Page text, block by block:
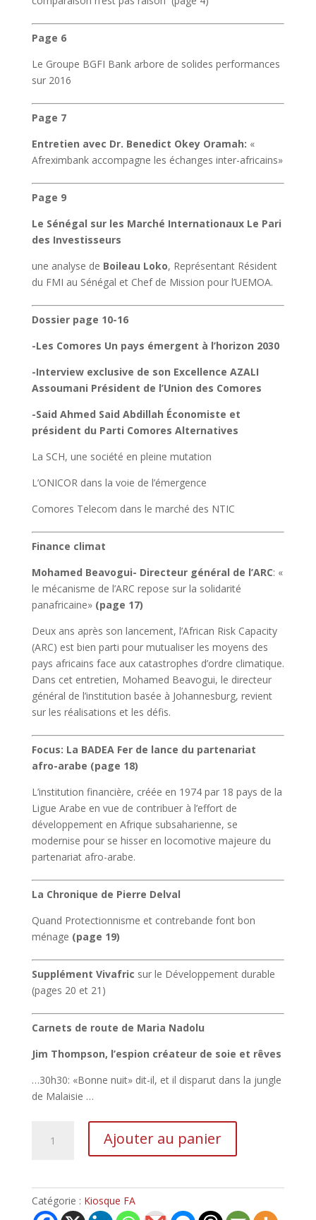
Page 6
Le Groupe BGFI Bank arbore de solides performances
sur 2016
Page 7
Entretien avec Dr. Benedict Okey Oramah: «
Afreximbank accompagne les échanges inter-africains»
Page 9
Le Sénégal sur les Marché Internationaux Le Pari
des Investisseurs
une analyse de Boileau Loko, Représentant Résident
du FMI au Sénégal et Chef de Mission pour l’UEMOA.
Dossier page 10-16
-Les Comores Un pays émergent à l’horizon 2030
-Interview exclusive de son Excellence AZALI
Assoumani Président de l’Union des Comores
-Said Ahmed Said Abdillah Économiste et
président du Parti Comores Alternatives
La SCH, une société en pleine mutation
L’ONICOR dans la voie de l’émergence
Comores Telecom dans le marché des NTIC
Finance climat
Mohamed Beavogui- Directeur général de l’ARC: «
le mécanisme de l’ARC repose sur la solidarité
panafricaine» (page 17)
Deux ans après son lancement, l’African Risk Capacity
(ARC) est bien parti pour mutualiser les moyens des
pays africains face aux catastrophes d’ordre climatique.
Dans cet entretien, Mohamed Beavogui, le directeur
général de l’institution basée à Johannesburg, revient
sur les réalisations et les défis.
Focus: La BADEA Fer de lance du partenariat
afro-arabe (page 18)
L’institution financière, créée en 1974 par 18 pays de la
Ligue Arabe en vue de contribuer à l’effort de
développement en Afrique subsaharienne, se
modernise pour se hisser en locomotive majeure du
partenariat afro-arabe.
La Chronique de Pierre Delval
Quand Protectionnisme et contrebande font bon
ménage (page 19)
Supplément Vivafric sur le Développement durable
(pages 20 et 21)
Carnets de route de Maria Nadolu
Jim Thompson, l’espion créateur de soie et rêves
…30h30: «Bonne nuit» dit-il, et il disparut dans la jungle
de Malaisie …
Ajouter au panier
Catégorie : Kiosque FA